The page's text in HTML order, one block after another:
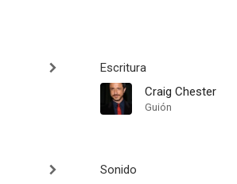
Escritura
Craig Chester
Guión
Sonido